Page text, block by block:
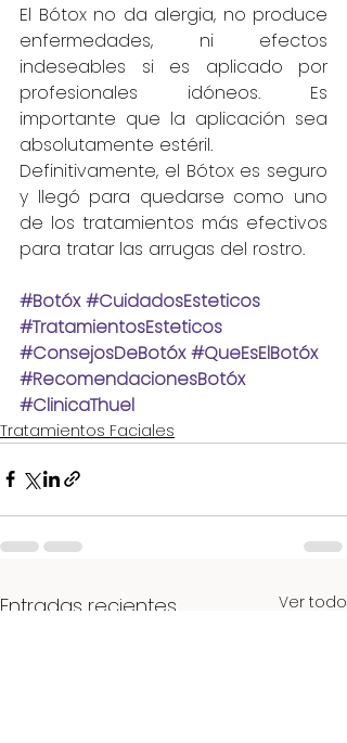
El Bótox no da alergia, no produce
enfermedades, ni efectos
indeseables si es aplicado por
profesionales idóneos. Es
importante que la aplicación sea
absolutamente estéril.
Definitivamente, el Bótox es seguro
y llegó para quedarse como uno
de los tratamientos más efectivos
para tratar las arrugas del rostro.
#Botóx #CuidadosEsteticos
#TratamientosEsteticos
#ConsejosDeBotóx #QueEsElBotóx
#RecomendacionesBotóx
#ClinicaThuel
Tratamientos Faciales
Entradas recientes Ver todo